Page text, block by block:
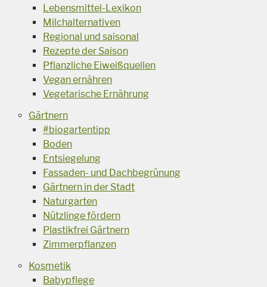
Lebensmittel-Lexikon
Milchalternativen
Regional und saisonal
Rezepte der Saison
Pflanzliche Eiweißquellen
Vegan ernähren
Vegetarische Ernährung
Gärtnern
#biogartentipp
Boden
Entsiegelung
Fassaden- und Dachbegrünung
Gärtnern in der Stadt
Naturgarten
Nützlinge fördern
Plastikfrei Gärtnern
Zimmerpflanzen
Kosmetik
Babypflege